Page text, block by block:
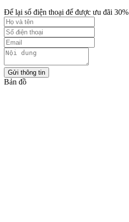
Để lại số điện thoại để được ưu đãi 30%
Gửi thông tin
Bản đồ